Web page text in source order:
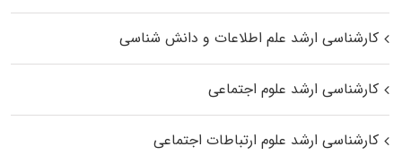
کارشناسی ارشد علم اطلاعات و دانش شناسی
کارشناسی ارشد علوم اجتماعی
کارشناسی ارشد علوم ارتباطات اجتماعی